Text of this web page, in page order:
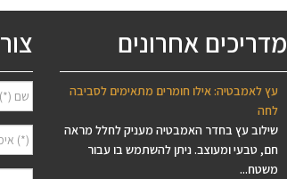
מדריכים אחרונים
עץ לאמבטיה: אילו חומרים מתאימים לסביבה
לחה
שילוב עץ בחדר האמבטיה מעניק לחלל מראה
חם, טבעי ומעוצב. ניתן להשתמש בו עבור
משטח...